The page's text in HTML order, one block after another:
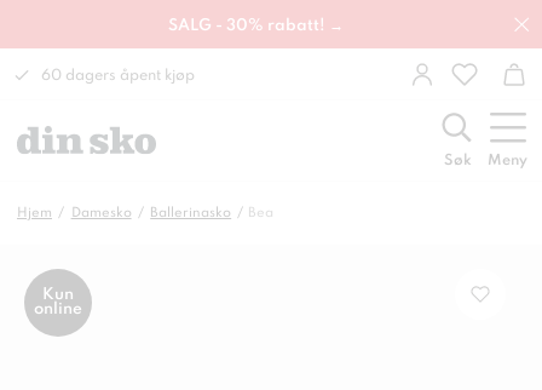
SALG - 30% rabatt! →
60 dagers åpent kjøp
Søk Meny
Hjem Damesko Ballerinasko Bea
Kun
online